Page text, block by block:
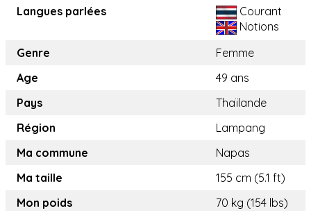
Langues parlées
Courant
Notions
Genre
Femme
Age
49 ans
Pays
Thaïlande
Région
Lampang
Ma commune
Napas
Ma taille
155 cm (5.1 ft)
Mon poids
70 kg (154 lbs)